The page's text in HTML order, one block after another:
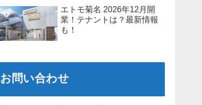
エトモ菊名 2026年12月開
業！テナントは？最新情報
も！
お問い合わせ